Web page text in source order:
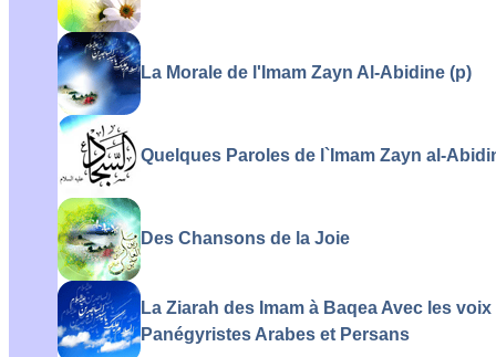
La Morale de l'Imam Zayn Al-Abidine (p)
Quelques Paroles de l`Imam Zayn al-
Des Chansons de la Joie
La Ziarah des Imam à Baqea Avec les voix
Panégyristes Arabes et Persans